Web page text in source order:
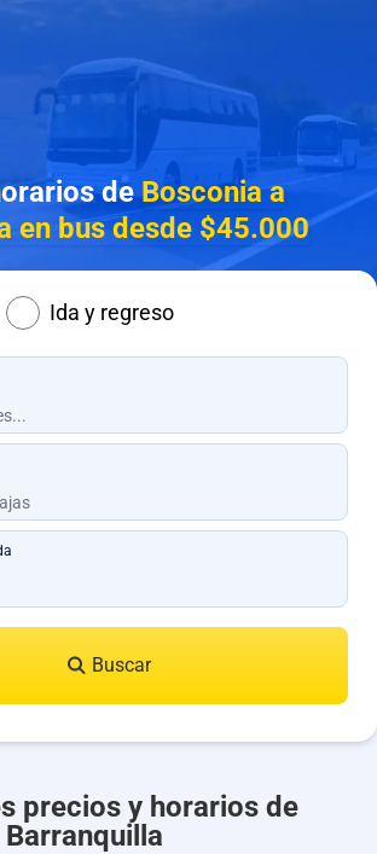
deBosconia a
en bus desde $45.000
Ida y regreso
Buscar
precios y horarios de